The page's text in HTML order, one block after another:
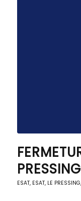
PRESSING
ESAT, ESAT, LE PRESSING,